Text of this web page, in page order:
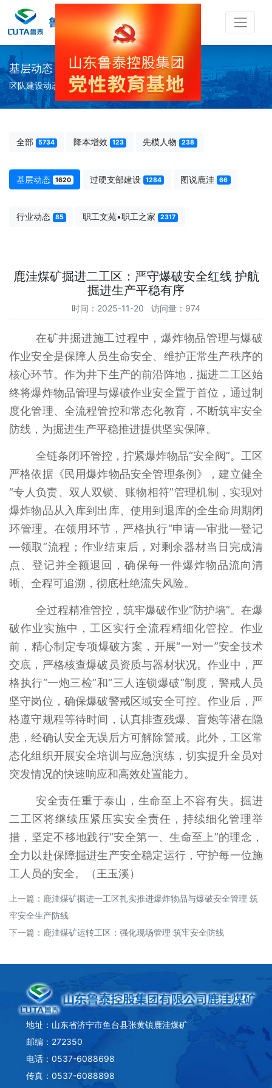
基层动态
区队建设动态
全部 5734 降本增效 123 先模人物 238
基层动态 1620 过硬支部建设 1284 图说鹿洼 66
行业动态 85 职工文苑•职工之家 2317
鹿洼煤矿掘进二工区：严守爆破安全红线 护航
掘进生产平稳有序
时间：2025-11-20 访问量：974
在矿井掘进施工过程中，爆炸物品管理与爆破
作业安全是保障人员生命安全、维护正常生产秩序的
核心环节。作为井下生产的前沿阵地，掘进二工区始
终将爆炸物品管理与爆破作业安全置于首位，通过制
度化管理、全流程管控和常态化教育，不断筑牢安全
防线，为掘进生产平稳推进提供坚实保障。
全链条闭环管控，拧紧爆炸物品“安全阀”。工区
严格依据《民用爆炸物品安全管理条例》，建立健全
“专人负责、双人双锁、账物相符”管理机制，实现对
爆炸物品从入库到出库、使用到退库的全生命周期闭
环管理。在领用环节，严格执行“申请—审批—登记
—领取”流程；作业结束后，对剩余器材当日完成清
点、登记并全额退回，确保每一件爆炸物品流向清
晰、全程可追溯，彻底杜绝流失风险。
全过程精准管控，筑牢爆破作业“防护墙”。在爆
破作业实施中，工区实行全流程精细化管控。作业
前，精心制定专项爆破方案，开展“一对一”安全技术
交底，严格核查爆破员资质与器材状况。作业中，严
格执行“一炮三检”和“三人连锁爆破”制度，警戒人员
坚守岗位，确保爆破警戒区域安全可控。作业后，严
格遵守规程等待时间，认真排查残爆、盲炮等潜在隐
患，经确认安全无误后方可解除警戒。此外，工区常
态化组织开展安全培训与应急演练，切实提升全员对
突发情况的快速响应和高效处置能力。
安全责任重于泰山，生命至上不容有失。掘进
二工区将继续压紧压实安全责任，持续细化管理举
措，坚定不移地践行“安全第一、生命至上”的理念，
全力以赴保障掘进生产安全稳定运行，守护每一位施
工人员的安全。（王玉溪）
上一篇： 鹿洼煤矿掘进一工区扎实推进爆炸物品与爆破安全管理 筑
牢安全生产防线
下一篇： 鹿洼煤矿运转工区：强化现场管理 筑牢安全防线
地址：山东省济宁市鱼台县张黄镇鹿洼煤矿
邮编：272350
电话：0537-6088698
传真：0537-6088898